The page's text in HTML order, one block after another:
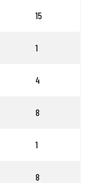
15
1
4
8
1
8